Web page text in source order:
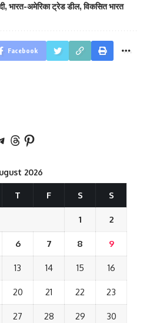
, भारत-अमेरिका ट्रेड डील,विकसित भारत
Facebook
2026
T F S S
1 2
6 7 8 9
13 14 15 16
20 21 22 23
27 28 29 30